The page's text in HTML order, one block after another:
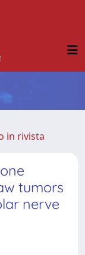
in rivista
tumors
nerve